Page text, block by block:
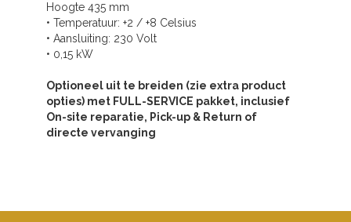
Hoogte 435 mm
• Temperatuur: +2 / +8 Celsius
• Aansluiting: 230 Volt
• 0,15 kW
Optioneel uit te breiden (zie extra product
opties) met FULL-SERVICE pakket, inclusief
On-site reparatie, Pick-up & Return of
directe vervanging